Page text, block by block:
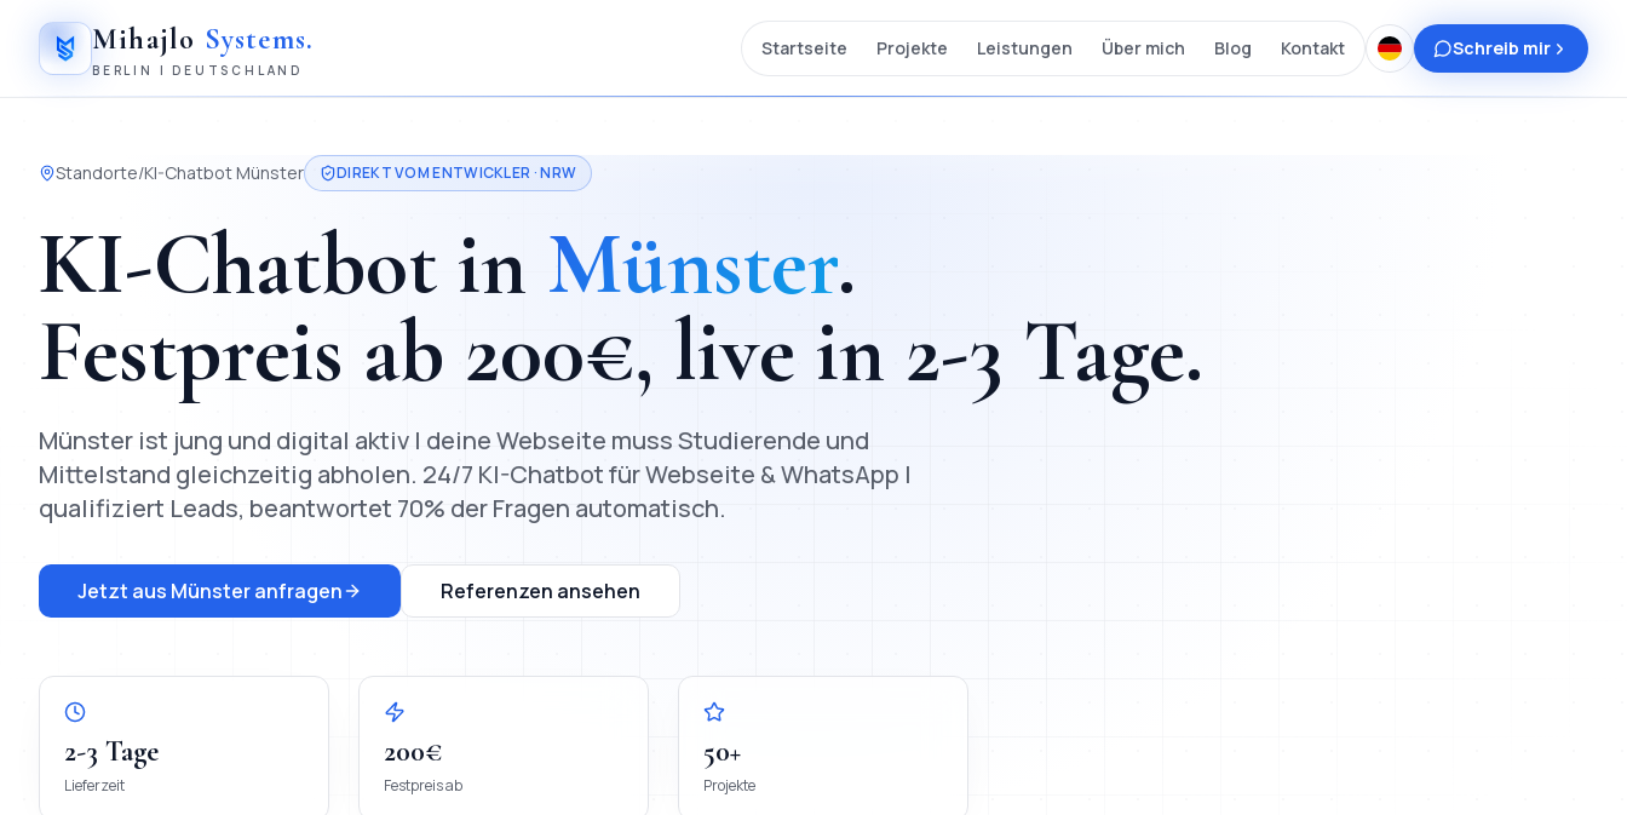
Mihajlo Systems.
BERLIN | DEUTSCHLAND
Startseite Projekte Leistungen Über mich Blog Kontakt Schreib mir
Standorte/KI-ChatbotMünster DIREKT VOM ENTWICKLER ·NRW
KI-Chatbot in Münster.
Festpreis ab 200€, live in 2-3 Tage.
Münster ist jung und digital aktiv | deine Webseite muss Studierende und
Mittelstand gleichzeitig abholen. 24/7 KI-Chatbot für Webseite & WhatsApp |
qualifiziert Leads, beantwortet 70% der Fragen automatisch.
Jetzt aus Münsteranfragen Referenzen ansehen
2-3 Tage
Lieferzeit
200€
Festpreis ab
50+
Projekte